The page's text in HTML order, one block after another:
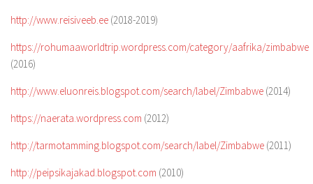
http://www.reisiveeb.ee (2018-2019)
https://rohumaaworldtrip.wordpress.com/category/aafrika/zimbabwe
(2016)
http://www.eluonreis.blogspot.com/search/label/Zimbabwe (2014)
https://naerata.wordpress.com (2012)
http://tarmotamming.blogspot.com/search/label/Zimbabwe (2011)
http://peipsikajakad.blogspot.com (2010)